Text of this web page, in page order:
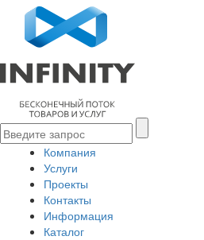
Компания
Услуги
Проекты
Контакты
Информация
Каталог